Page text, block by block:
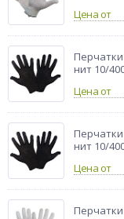
Цена от
нит 10/
Цена от
нит 10/
Цена от